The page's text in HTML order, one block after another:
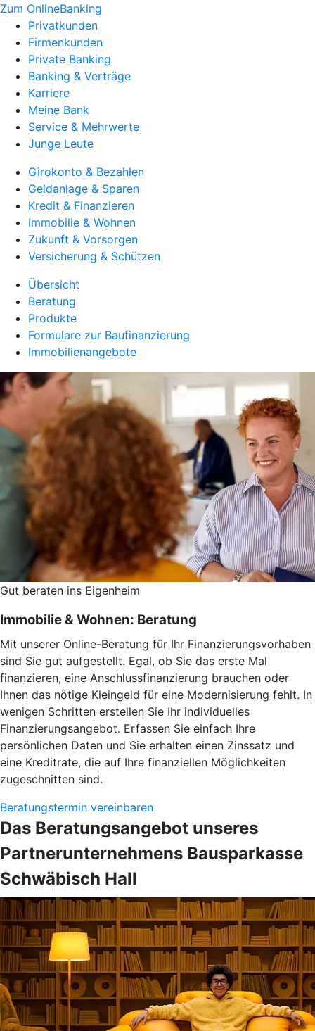
Zum OnlineBanking
Privatkunden
Firmenkunden
Private Banking
Banking & Verträge
Karriere
Meine Bank
Service & Mehrwerte
Junge Leute
Girokonto & Bezahlen
Geldanlage & Sparen
Kredit & Finanzieren
Immobilie & Wohnen
Zukunft & Vorsorgen
Versicherung & Schützen
Übersicht
Beratung
Produkte
Formulare zur Baufinanzierung
Immobilienangebote
Gut beraten ins Eigenheim
Immobilie & Wohnen: Beratung
Mit unserer Online-Beratung für Ihr Finanzierungsvorhaben
sind Sie gut aufgestellt. Egal, ob Sie das erste Mal
finanzieren, eine Anschlussfinanzierung brauchen oder
Ihnen das nötige Kleingeld für eine Modernisierung fehlt. In
wenigen Schritten erstellen Sie Ihr individuelles
Finanzierungsangebot. Erfassen Sie einfach Ihre
persönlichen Daten und Sie erhalten einen Zinssatz und
eine Kreditrate, die auf Ihre finanziellen Möglichkeiten
zugeschnitten sind.
Beratungstermin vereinbaren
Das Beratungsangebot unseres
Partnerunternehmens Bausparkasse
Schwäbisch Hall